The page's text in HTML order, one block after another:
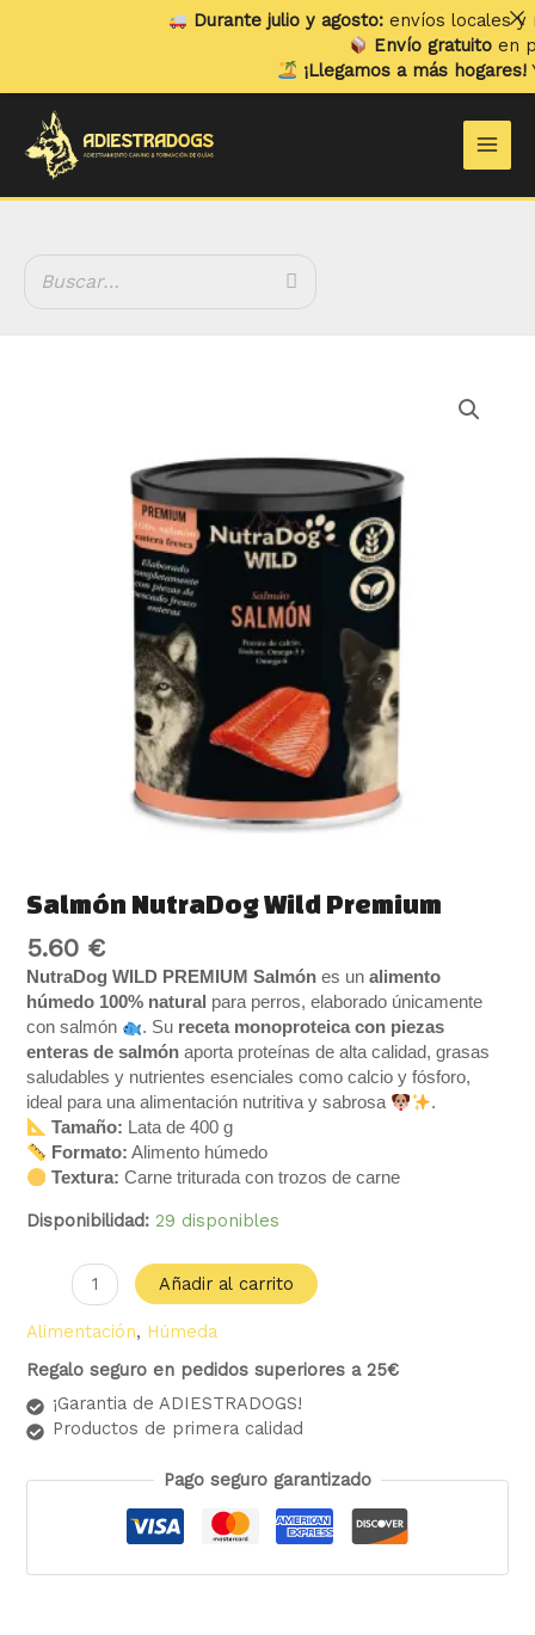
Salmón NutraDog Wild Premium
5.60 €
NutraDog WILD PREMIUM Salmón es unalimento
húmedo 100% natural para perros, elaborado únicamente
con salmón
. Su receta monoproteica con piezas
enteras de salmón aporta proteínas de alta calidad, grasas
saludables y nutrientes esenciales como calcio y fósforo,
ideal para una alimentación nutritiva y sabrosa
.
Tamaño: Lata de 400 g
Formato: Alimento húmedo
Textura: Carne triturada con trozos de carne
Disponibilidad: 29 disponibles
Añadir al carrito
Alimentación, Húmeda
Regalo seguro en pedidos superiores a 25€
¡Garantia de ADIESTRADOGS!
Productos de primera calidad
Pago seguro garantizado
Durante julio y agosto:envíos locales y
Envío gratuitoen
¡Llegamos a más hogares!Ya